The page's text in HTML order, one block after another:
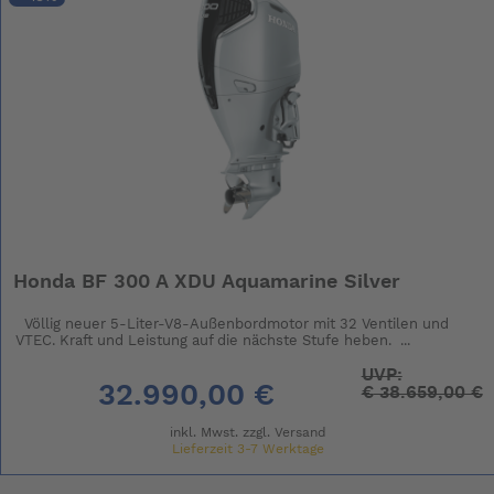
Honda BF 300 A XDU Aquamarine Silver
Völlig neuer 5-Liter-V8-Außenbordmotor mit 32 Ventilen und
VTEC. Kraft und Leistung auf die nächste Stufe heben. ...
32.990,00 €
UVP:
€38.659,00 €
inkl. Mwst. zzgl. Versand
Lieferzeit 3-7 Werktage